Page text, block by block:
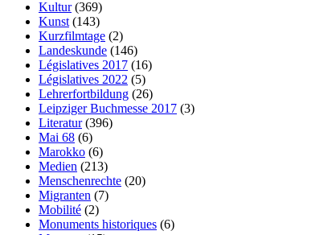
Kultur(369)
Kunst (143)
Kurzfilmtage (2)
Landeskunde (146)
Législatives 2017 (16)
Législatives 2022 (5)
Lehrerfortbildung (26)
Leipziger Buchmesse 2017 (3)
Literatur(396)
Mai 68 (6)
Marokko (6)
Medien (213)
Menschenrechte (20)
Migranten (7)
Mobilité (2)
Monuments historiques (6)